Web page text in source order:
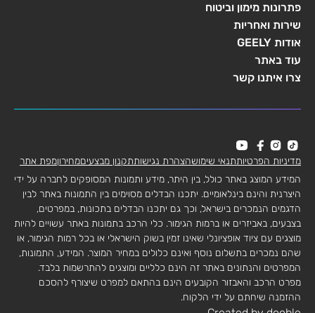
פתרונות מימון וביטוח
שירות ואחריות
אודות GEELY
עוד באתר
צרו איתנו קשר
מדיניות הפרטיותתנאי שימושהצהרת נגישותתקנון מבצעיםמחירוןמפת אתר
המידע המוצג באתר כולל, בין היתר, מידע ותמונות המסופקים לחברה על ידי
היצרנית והינם בינלאומיים. יתכנו הבדלים מסוימים בין התמונות באתר לבין
הדגמים הנמכרים בישראל, וכך גם יתכנו הבדלים בתכונות, במפרטים,
בצבעים, באביזרים או ברמות הגימור. כלי הרכב בתמונות באתר עשויים להיות
מוצגים עם ציוד אופציונלי שאינו זמין בשוק הישראלי או בכל רמות הגימור, או
שהם נמכרים בתשלום נוסף ואינם כלולים במחיר המוצר. המידע, התמונות,
המפרטים והנתונים באתר זה הינם כלליים ומוצגים להתרשמות בלבד.
מפרט הרכב והאבזור הקובעים הינם בהתאם למפרט שיצורף להסכם
ההזמנה שיחתם על ידי הלקוח.